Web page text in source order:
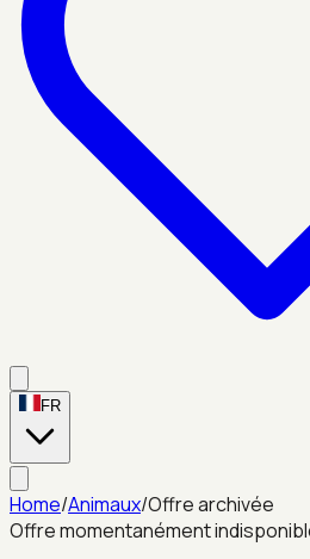
FR
Home/Animaux/Offre archivée
Offre momentanément